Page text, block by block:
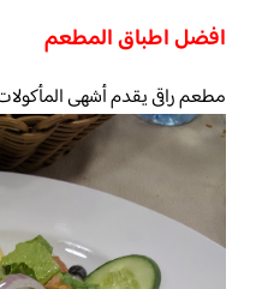
افضل اطباق المطعم
مطعم راقى يقدم أشهى